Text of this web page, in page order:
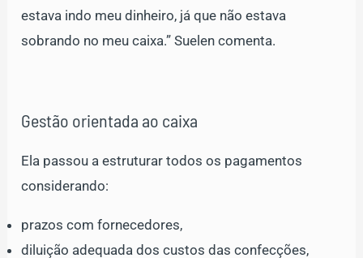
estava indo meu dinheiro, já que não estava
sobrando no meu caixa.” Suelen comenta.
Gestão orientada ao caixa
Ela passou a estruturar todos os pagamentos
considerando:
prazos com fornecedores,
diluição adequada dos custos das confecções,